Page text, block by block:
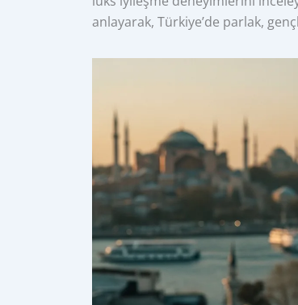
anlayarak, Türkiye’de parlak,